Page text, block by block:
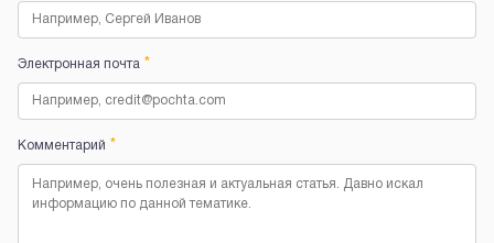
Электронная почта *
Комментарий *